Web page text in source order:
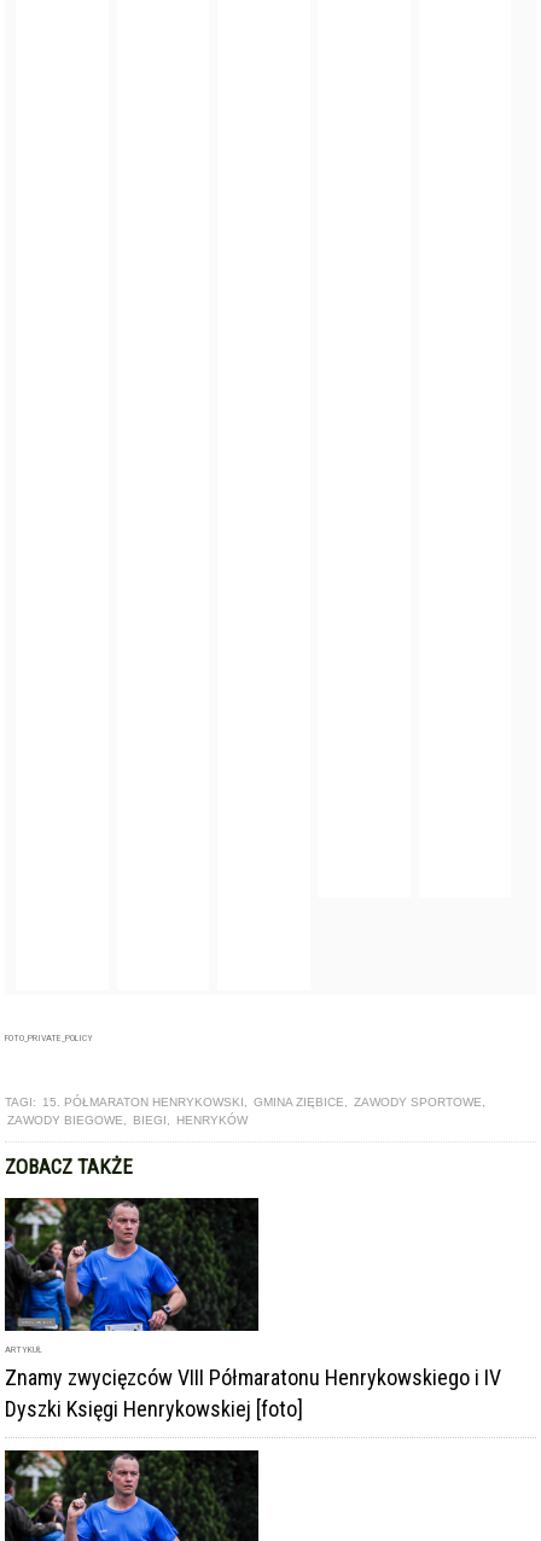
FOTO_PRIVATE_POLICY
TAGI: 15. PÓŁMARATON HENRYKOWSKI GMINA ZIĘBICE ZAWODY SPORTOWE
ZAWODY BIEGOWE
BIEGI HENRYKÓW
ZOBACZ TAKŻE
ARTYKUŁ
Znamy zwycięzców VIII Półmaratonu Henrykowskiego i IV
Dyszki Księgi Henrykowskiej [foto]